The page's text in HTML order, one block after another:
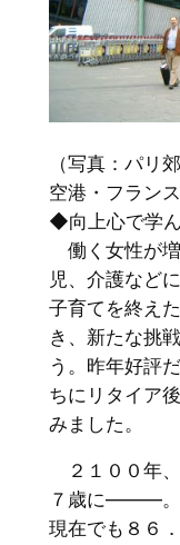
（写真：パリ
空港・フラン
◆向上心で学
働く女性が
児、介護など
子育てを終え
き、新たな挑
う。昨年好評
ちにリタイア
みました。
２１００年、
７歳に———。
現在でも８６